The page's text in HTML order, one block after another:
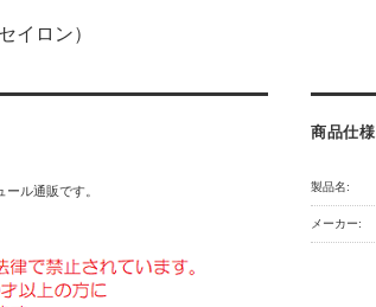
イロン）
ル通販です。
商品仕様
製品名:
メーカー: